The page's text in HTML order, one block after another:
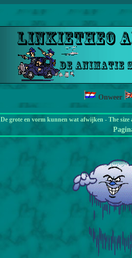
Onweer
De grote en vorm kunnen wat afwijken - The